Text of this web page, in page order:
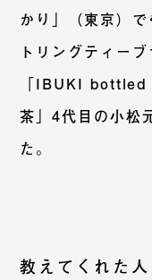
かり」（東京）
トリングティー
「IBUKI bottled
茶」4代目の小松
た。
教えてくれた